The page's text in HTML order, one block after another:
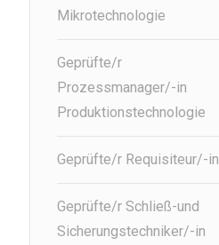
Mikrotechnologie
Geprüfte/r
Prozessmanager/-in
Produktionstechnologie
Geprüfte/r Requisiteur/-in
Geprüfte/r Schließ-und
Sicherungstechniker/-in